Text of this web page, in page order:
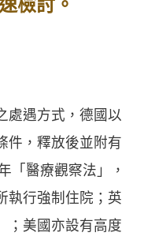
檢討。
處遇方式，德國以
件，釋放後並附有
「醫療觀察法」，
執行強制住院；英
；美國亦設有高度